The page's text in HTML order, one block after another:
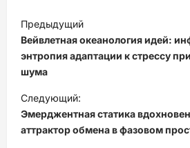
а
в
и
г
а
Предыдущий
Вейвлетная океанология идей:
энтропия адаптации к стрессу
шума
Следующий:
Эмерджентная статика
аттрактор обмена в фазовом